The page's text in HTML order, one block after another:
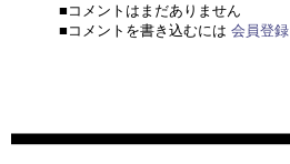
■コメントはまだありません
■コメントを書き込むには 会員登録